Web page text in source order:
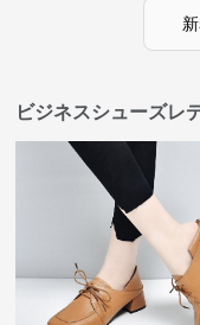
ビジネスシューズレ